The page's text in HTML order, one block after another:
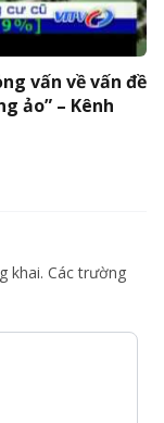
vấn về vấn đề
ảo” – Kênh
khai. Các trường